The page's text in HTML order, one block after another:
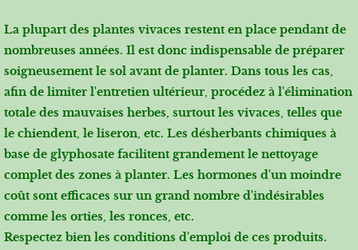
La plupart des plantes vivaces restent en place pendant de
nombreuses années. Il est donc indispensable de préparer
soigneusement le sol avant de planter. Dans tous les cas,
afin de limiter l'entretien ultérieur, procédez à l'élimination
totale des mauvaises herbes, surtout les vivaces, telles que
le chiendent, le liseron, etc. Les désherbants chimiques à
base de glyphosate facilitent grandement le nettoyage
complet des zones à planter. Les hormones d'un moindre
coût sont efficaces sur un grand nombre d'indésirables
comme les orties, les ronces, etc.
Respectez bien les conditions d'emploi de ces produits.